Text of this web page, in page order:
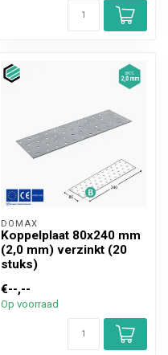
DOMAX
Koppelplaat 80x240 mm
(2,0 mm) verzinkt (20
stuks)
€--,--
Op voorraad